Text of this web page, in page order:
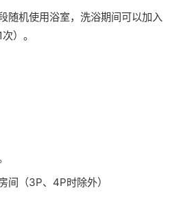
随机使用浴室，洗浴期间可以加入
）。
间（3P、4P时除外）